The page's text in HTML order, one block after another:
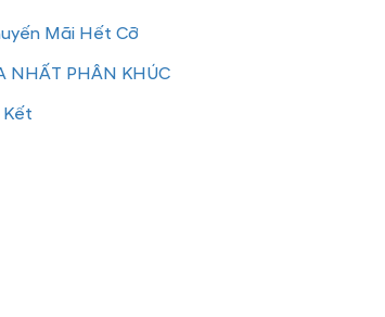
Mãi Hết Cỡ
NHẤT PHÂN KHÚC
Kết